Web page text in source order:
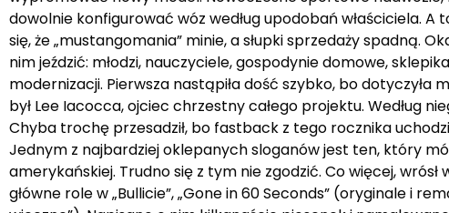
dowolnie konfigurować wóz według upodobań właściciela.
się, że „mustangomania” minie, a słupki sprzedaży spadną.
nim jeździć: młodzi, nauczyciele, gospodynie domowe,
modernizacji. Pierwsza nastąpiła dość szybko, bo dotyczyła
był Lee Iacocca, ojciec chrzestny całego projektu. Według
Chyba trochę przesadził, bo fastback z tego rocznika
Jednym z najbardziej oklepanych sloganów jest ten, który
amerykańskiej. Trudno się z tym nie zgodzić. Co więcej,
główne role w „Bullicie”, „Gone in 60 Seconds” (oryginale i